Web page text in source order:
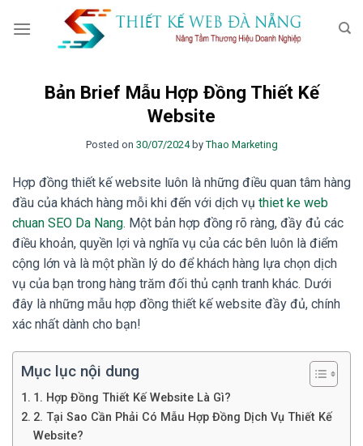
Bản Brief Mẫu Hợp Đồng Thiết Kế
Website
Posted on 30/07/2024by Thao Marketing
Hợp đồng thiết kế website luôn là những điều quan tâm hàng
đầu của khách hàng mỗi khi đến với dịch vụ thiet ke web
chuan SEO Da Nang. Một bản hợp đồng rõ ràng, đầy đủ các
điều khoản, quyền lợi và nghĩa vụ của các bên luôn là điểm
cộng lớn và là một phần lý do để khách hàng lựa chọn dịch
vụ của bạn trong hàng trăm đối thủ cạnh tranh khác. Dưới
đây là những mẫu hợp đồng thiết kế website đầy đủ, chính
xác nhất dành cho bạn!
Mục lục nội dung
1. Hợp Đồng Thiết Kế Website Là Gì?
2. Tại Sao Cần Phải Có Mẫu Hợp Đồng Dịch Vụ Thiết Kế
Website?